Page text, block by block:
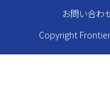
お問い合わ
Copyright